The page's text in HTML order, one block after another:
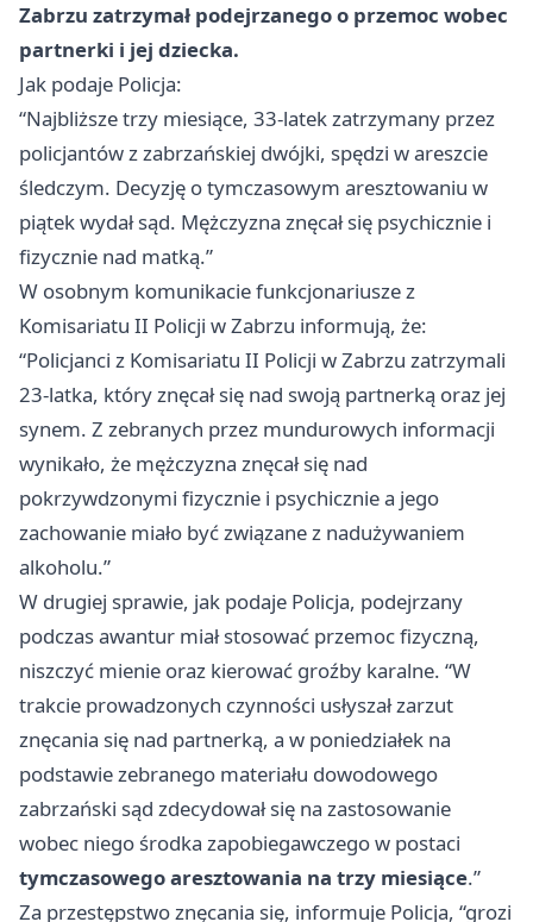
Zabrzu zatrzymał podejrzanego o przemoc wobec
partnerki i jej dziecka.
Jak podaje Policja:
“Najbliższe trzy miesiące, 33-latek zatrzymany przez
policjantów z zabrzańskiej dwójki, spędzi w areszcie
śledczym. Decyzję o tymczasowym aresztowaniu w
piątek wydał sąd. Mężczyzna znęcał się psychicznie i
fizycznie nad matką.”
W osobnym komunikacie funkcjonariusze z
Komisariatu II Policji w Zabrzu informują, że:
“Policjanci z Komisariatu II Policji w Zabrzu zatrzymali
23-latka, który znęcał się nad swoją partnerką oraz jej
synem. Z zebranych przez mundurowych informacji
wynikało, że mężczyzna znęcał się nad
pokrzywdzonymi fizycznie i psychicznie a jego
zachowanie miało być związane z nadużywaniem
alkoholu.”
W drugiej sprawie, jak podaje Policja, podejrzany
podczas awantur miał stosować przemoc fizyczną,
niszczyć mienie oraz kierować groźby karalne. “W
trakcie prowadzonych czynności usłyszał zarzut
znęcania się nad partnerką, a w poniedziałek na
podstawie zebranego materiału dowodowego
zabrzański sąd zdecydował się na zastosowanie
wobec niego środka zapobiegawczego w postaci
tymczasowego aresztowania na trzy miesiące.”
Za przestępstwo znęcania się, informuje Policja, “grozi